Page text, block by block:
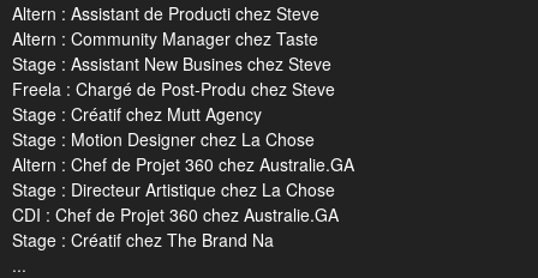
Altern : Assistant de Producti chez Steve
Altern : Community Manager chez Taste
Stage : Assistant New Busines chez Steve
Freela : Chargé de Post-Produ chez Steve
Stage : Créatif chez Mutt Agency
Stage : Motion Designer chez La Chose
Altern : Chef de Projet 360 chez Australie.GA
Stage : Directeur Artistique chez La Chose
CDI : Chef de Projet 360 chez Australie.GA
Stage : Créatif chez The Brand Na
...